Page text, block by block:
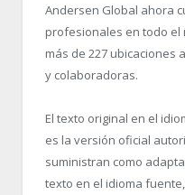
Andersen Global ahora
profesionales en todo el
más de 227 ubicaciones
y colaboradoras.
El texto original en el
es la versión oficial
suministran como
texto en el idioma